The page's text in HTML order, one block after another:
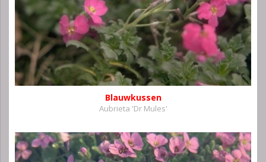
Blauwkussen
Aubrieta 'Dr Mules'